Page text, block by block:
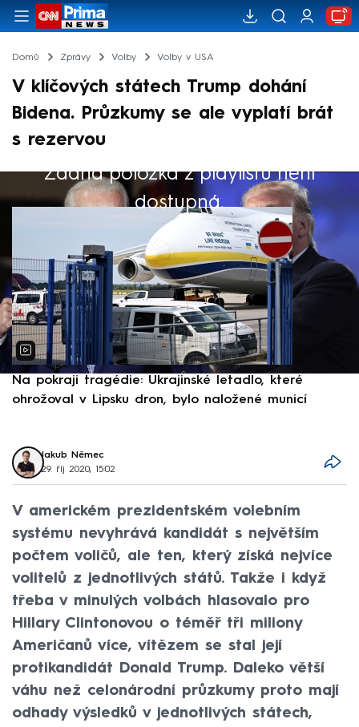
Domů Zprávy Volby Volby v USA
V klíčových státech Trump dohání
Bidena. Průzkumy se ale vyplatí brát
s rezervou
Žádná položka z playlistu není
dostupná.
Výběr redakce
Na pokraji tragédie: Ukrajinské letadlo, které
ohrožoval v Lipsku dron, bylo naložené municí
Jakub Němec
29. říj 2020, 15:02
V americkém prezidentském volebním
systému nevyhrává kandidát s největším
počtem voličů, ale ten, který získá nejvíce
volitelů z jednotlivých států. Takže i když
třeba v minulých volbách hlasovalo pro
Hillary Clintonovou o téměř tři miliony
Američanů více, vítězem se stal její
protikandidát Donald Trump. Daleko větší
váhu než celonárodní průzkumy proto mají
odhady výsledků v jednotlivých státech,